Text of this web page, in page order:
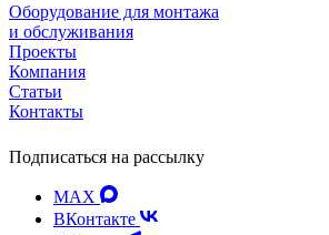
Оборудование для монтажа
и обслуживания
Проекты
Компания
Статьи
Контакты
Подписаться на рассылку
MAX
ВКонтакте